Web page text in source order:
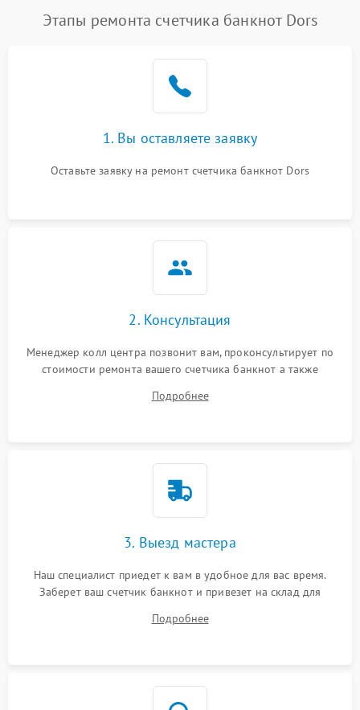
Этапы ремонта счетчика банкнот Dors
1. Вы оставляете заявку
Оставьте заявку на ремонт счетчика банкнот Dors
2. Консультация
Менеджер колл центра позвонит вам, проконсультирует по
стоимости ремонта вашего счетчика банкнот а также
Подробнее
3. Выезд мастера
Наш специалист приедет к вам в удобное для вас время.
Заберет ваш счетчик банкнот и привезет на склад для
Подробнее